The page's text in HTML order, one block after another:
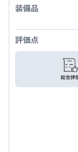
装備品
評価点